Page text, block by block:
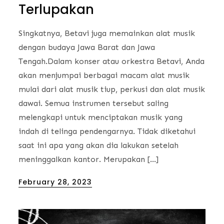
Terlupakan
Singkatnya, Betavi juga memainkan alat musik
dengan budaya Jawa Barat dan Jawa
Tengah.Dalam konser atau orkestra Betavi, Anda
akan menjumpai berbagai macam alat musik
mulai dari alat musik tiup, perkusi dan alat musik
dawai. Semua instrumen tersebut saling
melengkapi untuk menciptakan musik yang
indah di telinga pendengarnya. Tidak diketahui
saat ini apa yang akan dia lakukan setelah
meninggalkan kantor. Merupakan […]
Posted
February 28, 2023